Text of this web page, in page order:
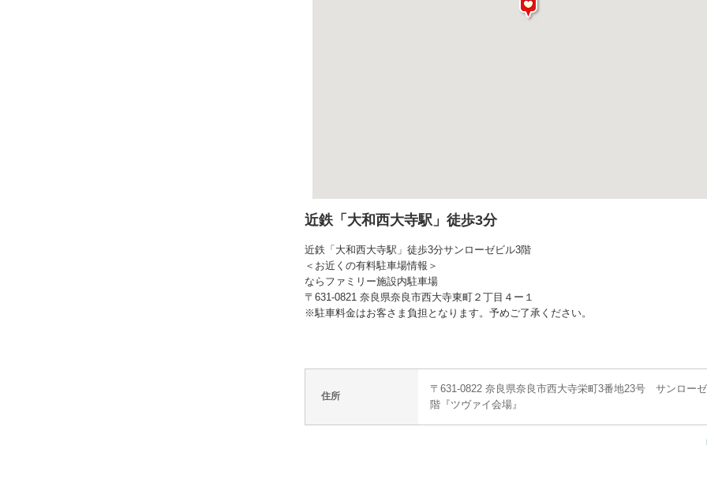
近鉄「大和西大寺駅」徒歩3分
近鉄「大和西大寺駅」徒歩3分サンローゼビル3階
＜お近くの有料駐車場情報＞
ならファミリー施設内駐車場
〒631-0821 奈良県奈良市西大寺東町２丁目４ー１
※駐車料金はお客さま負担となります。予めご了承ください。
住所
〒631-0822 奈良県奈良市西大寺栄町3番地23号 サンロー
階『ツヴァイ会場』